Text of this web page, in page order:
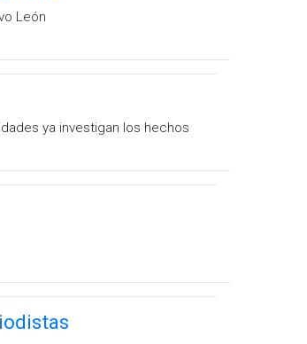
León
ya investigan los hechos